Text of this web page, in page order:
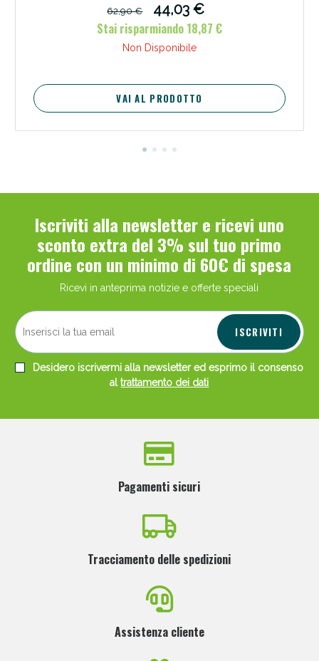
62,90 €
44,03 €
Stai risparmiando 18,87 €
Non Disponibile
VAI AL PRODOTTO
Iscriviti alla newsletter e ricevi uno
sconto extra del 3% sul tuo primo
ordine con un minimo di 60€ di spesa
Ricevi in anteprima notizie e offerte speciali
ISCRIVITI
Desidero iscrivermi alla newsletter ed esprimo il consenso
altrattamento dei dati
Pagamenti sicuri
Tracciamento delle spedizioni
Assistenza cliente
oggi!